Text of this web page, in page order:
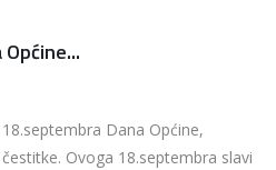
Dana Općine,
Ovoga 18.septembra slavi